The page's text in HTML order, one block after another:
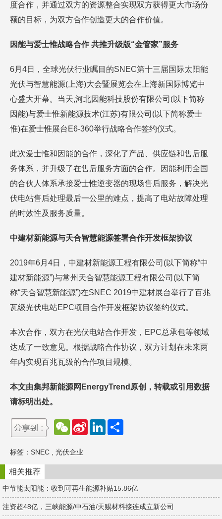
度合作，并通过双方的资源整合实现双方获得更大市场份
额的目标，为双方合作创造更大的合作价值。
因能与爱士惟战略合作 共推升级版“金管家”服务
6月4日，全球光伏行业瞩目的SNEC第十三届国际太阳能
光伏与智慧能源(上海)大会暨展览会在上海新国际博览中
心盛大开幕。当天,河北因能科技股份有限公司(以下简称
因能)与爱士惟新能源技术(江苏)有限公司(以下简称爱士
惟)在爱士惟展台E6-360举行战略合作签约仪式。
此次爱士惟和因能的合作，深化了产品、供应链和售后服
务体系，并升级了在售后服务方面的合作。因能利用全国
的合伙人体系承接爱士惟逆变器的现场售后服务，解决光
伏电站售后处理最后一公里的难点，提高了电站故障处理
的时效性及服务质量。
中建材新能源与天合智慧能源签署合作开发框架协议
2019年6月4日，中建材新能源工程有限公司(以下简称“中
建材新能源”)与常州天合智慧能源工程有限公司(以下简
称“天合智慧新能源”)在SNEC 2019中建材展台举行了百兆
瓦级光伏电站EPC项目合作开发框架协议签约仪式。
本次合作，双方在光伏电站合作开发，EPC总承包等领域
达成了一致意见。根据战略合作协议，双方计划在未来两
年内实现百兆瓦级的合作项目规模。
本文由集邦新能源网EnergyTrend原创，转载或引用数据
请标明出处。
W
e
a
t
S
e
b
o
L
d
n
标签： SNEC 光伏企业
相关推荐
中节能太阳能：收到可再生能源补贴15.86亿
注资超48亿，三峡能源/中石油/天赐材料接连成立新公司